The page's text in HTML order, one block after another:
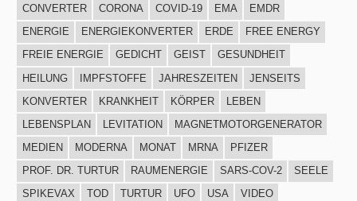
CONVERTER
CORONA COVID-19 EMA
EMDR
ENERGIE
ENERGIEKONVERTER ERDE
FREE ENERGY
FREIE ENERGIE
GEDICHT GEIST
GESUNDHEIT
HEILUNG
IMPFSTOFFE JAHRESZEITEN
JENSEITS
KONVERTER
KRANKHEIT KÖRPER
LEBEN
LEBENSPLAN
LEVITATION
MAGNETMOTORGENERATOR
MEDIEN
MODERNA MONAT MRNA
PFIZER
PROF. DR. TURTUR
RAUMENERGIE SARS-COV-2
SEELE
SPIKEVAX
TOD TURTUR UFO USA
VIDEO